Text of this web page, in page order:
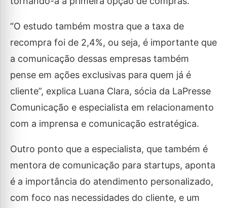
“O estudo também mostra que a taxa de
recompra foi de 2,4%, ou seja, é importante que
a comunicação dessas empresas também
pense em ações exclusivas para quem já é
cliente”, explica Luana Clara, sócia da LaPresse
Comunicação e especialista em relacionamento
com a imprensa e comunicação estratégica.
Outro ponto que a especialista, que também é
mentora de comunicação para startups, aponta
é a importância do atendimento personalizado,
com foco nas necessidades do cliente, e um